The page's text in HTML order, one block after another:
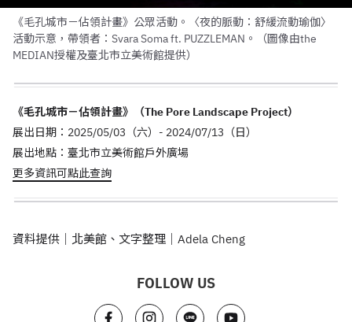
《毛孔城市－佔領計畫》公眾活動。〈夜的脈動：舒緩流動瑜伽〉
活動示意，帶領者：Svara Soma ft. PUZZLEMAN。（圖像由the
MEDIAN授權及臺北市立美術館提供）
《毛孔城市－佔領計畫》（The Pore Landscape Project）
展出日期：2025/05/03（六）- 2024/07/13（日）
展出地點：臺北市立美術館戶外廣場
更多資訊可點此查詢
資料提供｜北美館、文字整理｜Adela Cheng
FOLLOW US